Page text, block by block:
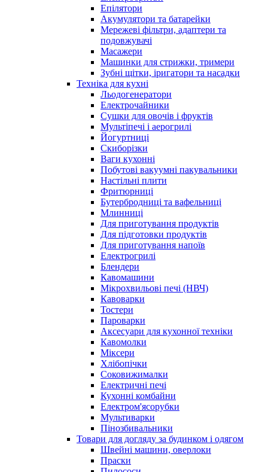
Епілятори
Акумулятори та батарейки
Мережеві фільтри, адаптери та
подовжувачі
Масажери
Машинки для стрижки, тримери
Зубні щітки, іригатори та насадки
Техніка для кухні
Льодогенератори
Електрочайники
Сушки для овочів і фруктів
Мультіпечі і аерогрилі
Йогуртниці
Скиборізки
Ваги кухонні
Побутові вакуумні пакувальники
Настільні плити
Фритюрниці
Бутербродниці та вафельниці
Млинниці
Для приготування продуктів
Для підготовки продуктів
Для приготування напоїв
Електрогрилі
Блендери
Кавомашини
Мікрохвильові печі (НВЧ)
Кавоварки
Тостери
Пароварки
Аксесуари для кухонної техніки
Кавомолки
Міксери
Хлібопічки
Соковижималки
Електричні печі
Кухонні комбайни
Електром'ясорубки
Мультиварки
Пінозбивальники
Товари для догляду за будинком і одягом
Швейні машини, оверлоки
Праски